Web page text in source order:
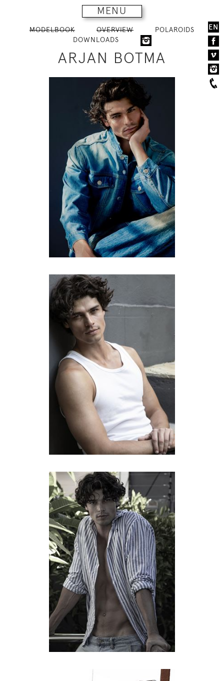
MENU
EN
MODELBOOK OVERVIEW
POLAROIDS
DOWNLOADS
ARJAN BOTMA